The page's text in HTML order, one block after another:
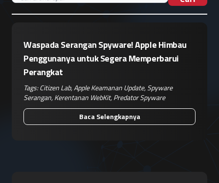
Waspada Serangan Spyware! Apple Himbau
Penggunanya untuk Segera Memperbarui
Perangkat
Tags:Citizen Lab,Apple Keamanan Update,Spyware
Serangan,Kerentanan WebKit,Predator Spyware
Baca Selengkapnya